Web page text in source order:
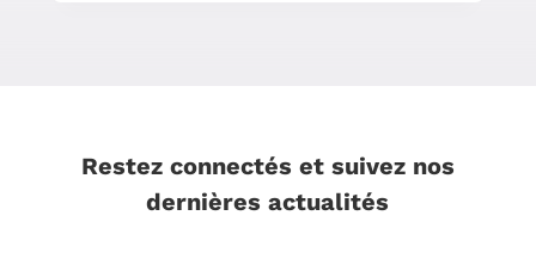
Restez connectés et suivez nos
dernières actualités